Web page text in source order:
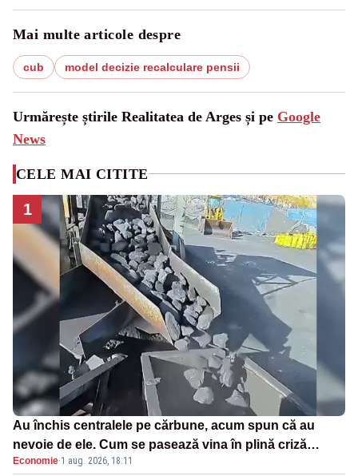
Mai multe articole despre
cub model decizie recalculare pensii
Urmărește știrile Realitatea de Arges și pe Google
News
CELE MAI CITITE
1
Au închis centralele pe cărbune, acum spun că au
nevoie de ele. Cum se pasează vina în plină criză
energetică
Economie·1 aug. 2026, 18:11